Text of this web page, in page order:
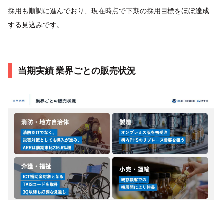
採用も順調に進んでおり、現在時点で下期の採用目標をほぼ達成
する見込みです。
当期実績 業界ごとの販売状況